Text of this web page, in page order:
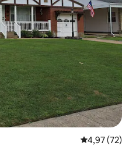
Évaluation
4,97 (72)